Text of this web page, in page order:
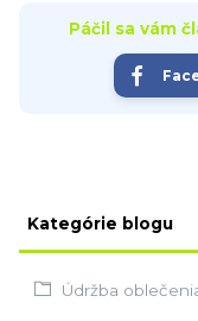
Kategórie blogu
Údržba
Páčil sa vám